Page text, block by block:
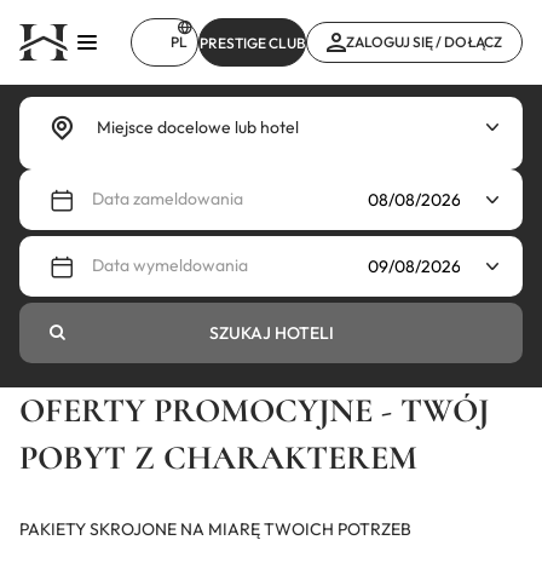
treści
PL PRESTIGE CLUB ZALOGUJ SIĘ / DOŁĄCZ
Data zameldowania
Data wymeldowania
SZUKAJ HOTELI
OFERTY PROMOCYJNE - TWÓJ
POBYT Z CHARAKTEREM
PAKIETY SKROJONE NA MIARĘ TWOICH POTRZEB